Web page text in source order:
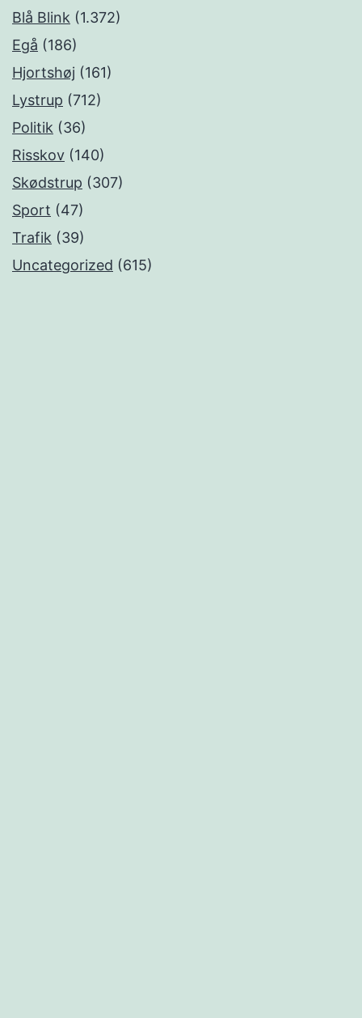
Blå Blink (1.372)
Egå (186)
Hjortshøj (161)
Lystrup (712)
Politik (36)
Risskov (140)
Skødstrup (307)
Sport (47)
Trafik (39)
Uncategorized (615)